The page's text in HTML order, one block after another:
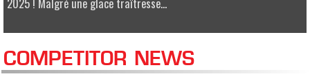
COMPETITOR NEWS